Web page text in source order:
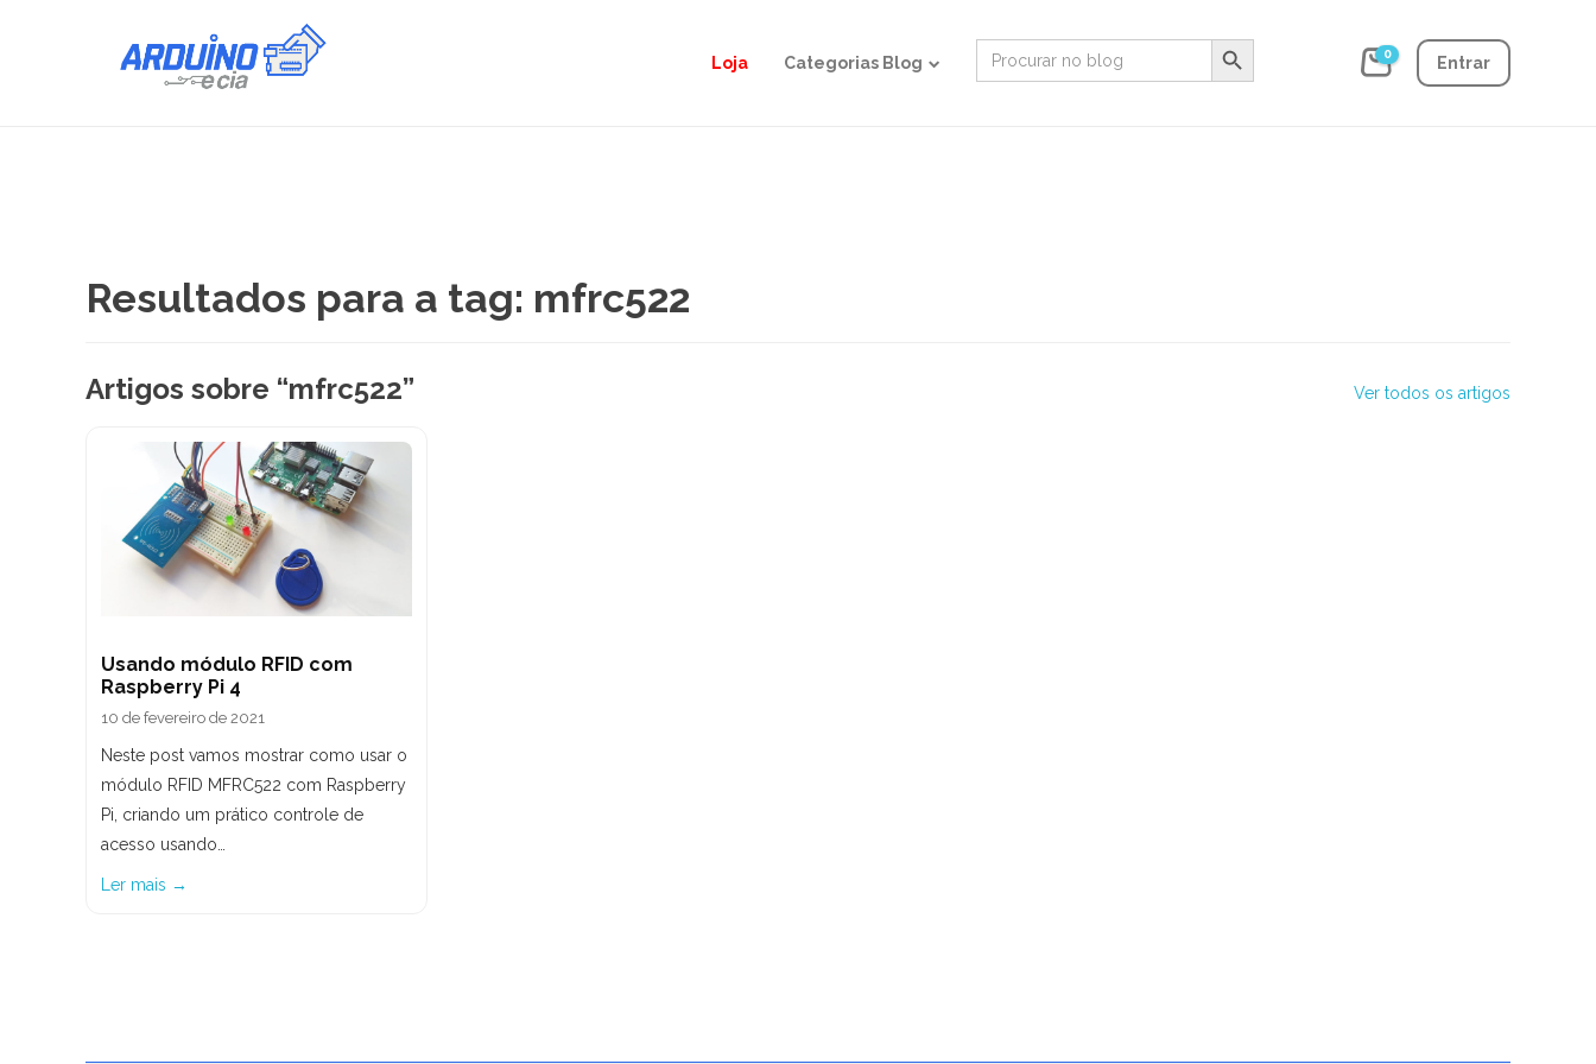
Loja Categorias Blog
Search
for:
Search Button
0 Entrar
Resultados para a tag: mfrc522
Artigos sobre “mfrc522” Ver todos os artigos
Usando módulo RFID com
Raspberry Pi 4
10 de fevereiro de 2021
Neste post vamos mostrar como usar o
módulo RFID MFRC522 com Raspberry
Pi, criando um prático controle de
acesso usando…
Ler mais →